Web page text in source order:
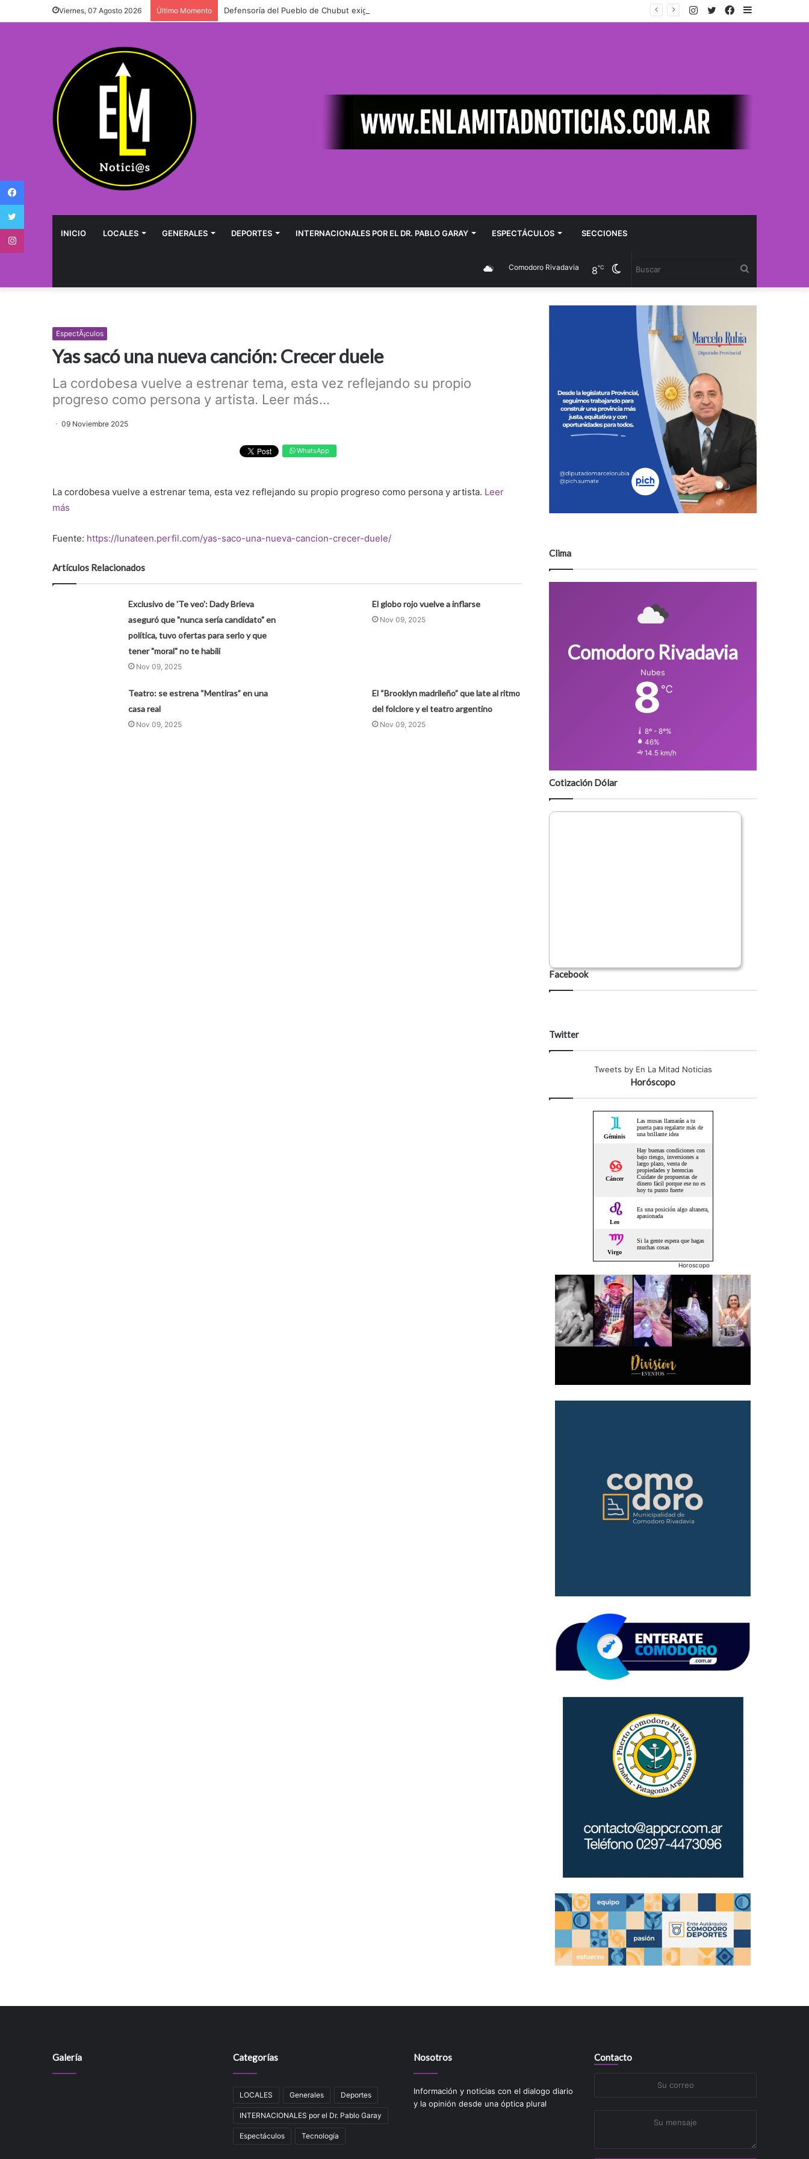
Viernes, 07 Agosto 2026 Último Momento Defensoría del Pueblo de Chubut exige informes a Turismo por el cierre de accesos en Península Valdés Facebook
Twitter
Instagram
INICIO LOCALES GENERALES DEPORTES INTERNACIONALES POR EL DR. PABLO GARAY ESPECTÁCULOS SECCIONES
Cambiar
modo
Comodoro Rivadavia 8℃
EspectÃ¡culos
Yas sacó una nueva canción: Crecer duele
La cordobesa vuelve a estrenar tema, esta vez reflejando su propio
progreso como persona y artista. Leer más...
09 Noviembre 2025
WhatsApp
La cordobesa vuelve a estrenar tema, esta vez reflejando su propio progreso como persona y artista. Leer
más
Fuente: https://lunateen.perfil.com/yas-saco-una-nueva-cancion-crecer-duele/
Artículos Relacionados
Exclusivo de 'Te veo': Dady Brieva
aseguró que "nunca sería candidato" en
política, tuvo ofertas para serlo y que
tener "moral" no te habili
Nov 09, 2025
El globo rojo vuelve a inflarse
Nov 09, 2025
Teatro: se estrena “Mentiras” en una
casa real
Nov 09, 2025
El “Brooklyn madrileño” que late al ritmo
del folclore y el teatro argentino
Nov 09, 2025
Clima
Comodoro Rivadavia
Nubes
8 ℃
8º - 8º%
46%
14.5 km/h
Cotización Dólar
Facebook
Twitter
Tweets by En La Mitad Noticias
Horóscopo
Horoscopo
Galería Categorías
LOCALES Generales Deportes
INTERNACIONALES por el Dr. Pablo Garay
Espectáculos Tecnologí­a
Nosotros
Información y noticias con el dialogo diario
y la opinión desde una óptica plural
Contacto